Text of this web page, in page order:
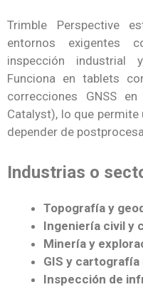
Trimble Perspective
entornos exigentes
inspección industrial
Funciona en tablets
correcciones GNSS
Catalyst), lo que
depender de
Industrias o
Topografía y
Ingeniería civil y
Minería y
GIS y cartografía
Inspección de